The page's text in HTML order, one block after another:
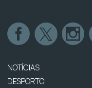
NOTÍCIAS
DESPORTO